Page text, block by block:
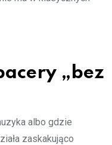
„bez
albo gdzie
zaskakująco